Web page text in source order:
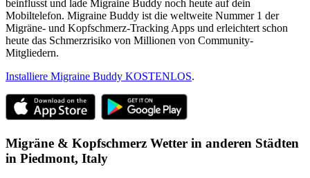
beinflusst und lade Migraine Buddy noch heute auf dein
Mobiltelefon. Migraine Buddy ist die weltweite Nummer 1 der
Migräne- und Kopfschmerz-Tracking Apps und erleichtert schon
heute das Schmerzrisiko von Millionen von Community-
Mitgliedern.
Installiere Migraine Buddy KOSTENLOS.
Migräne & Kopfschmerz Wetter in anderen Städten
in Piedmont, Italy